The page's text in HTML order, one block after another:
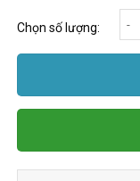
Chọn số lượng: